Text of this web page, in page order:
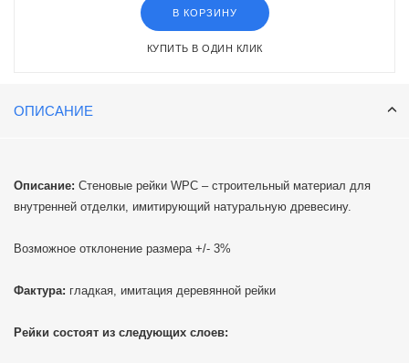
В КОРЗИНУ
КУПИТЬ В ОДИН КЛИК
ОПИСАНИЕ
Описание: Стеновые рейки WPC – строительный материал для
внутренней отделки, имитирующий натуральную древесину.
Возможное отклонение размера +/- 3%
Фактура: гладкая, имитация деревянной рейки
Рейки состоят из следующих слоев: